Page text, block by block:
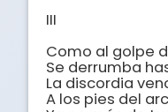
III
Como al golpe
Se derrumba
La discordia
A los pies del